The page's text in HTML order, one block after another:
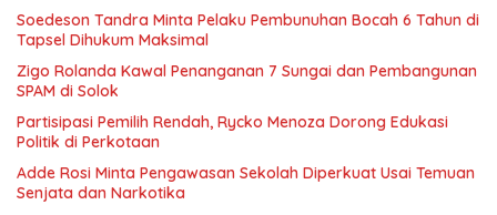
Soedeson Tandra Minta Pelaku Pembunuhan Bocah 6 Tahun di
Tapsel Dihukum Maksimal
Zigo Rolanda Kawal Penanganan 7 Sungai dan Pembangunan
SPAM di Solok
Partisipasi Pemilih Rendah, Rycko Menoza Dorong Edukasi
Politik di Perkotaan
Adde Rosi Minta Pengawasan Sekolah Diperkuat Usai Temuan
Senjata dan Narkotika